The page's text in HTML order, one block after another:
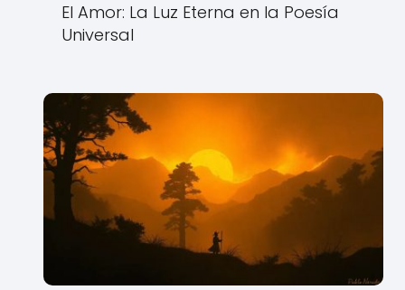
El Amor: La Luz Eterna en la Poesía
Universal